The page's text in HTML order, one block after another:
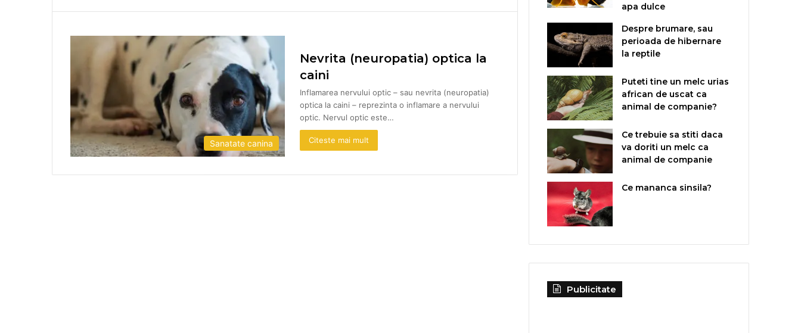
Sanatate canina
Nevrita (neuropatia) optica la
caini
Inflamarea nervului optic – sau nevrita (neuropatia)
optica la caini – reprezinta o inflamare a nervului
optic. Nervul optic este…
Citeste mai mult
apa dulce
Despre brumare, sau
perioada de hibernare
la reptile
Puteti tine un melc urias
african de uscat ca
animal de companie?
Ce trebuie sa stiti daca
va doriti un melc ca
animal de companie
Ce mananca sinsila?
Publicitate